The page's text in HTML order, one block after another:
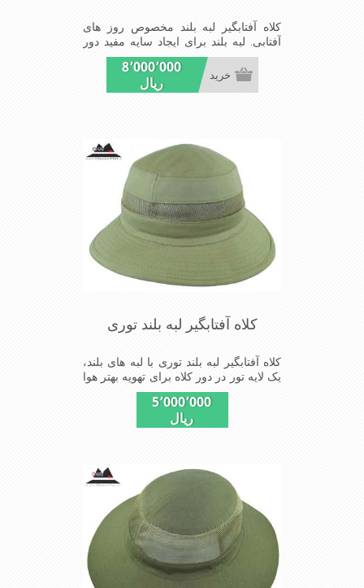
کلاه آفتابگیر لبه بلند مخصوص روز های
آفتابی. لبه بلند برای ایجاد سایه مفید دور
سر. پارچه نخی و عرق گیر. خنک کننده
سر. کاملا سبک و راحت8٬000٬000
ریال
خرید
کلاه آفتابگیر لبه بلند توری
کلاه آفتابگیر لبه بلند توری با لبه های بلند،
یک لایه تور در دور کلاه برای تهویه بهتر هوا
و خنکی بیشتر سر در استفاده های طولانی
از این کلاه مفید می باشد
5٬000٬000
ریال